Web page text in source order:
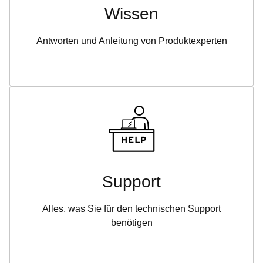
Wissen
Antworten und Anleitung von Produktexperten
Support
Alles, was Sie für den technischen Support
benötigen